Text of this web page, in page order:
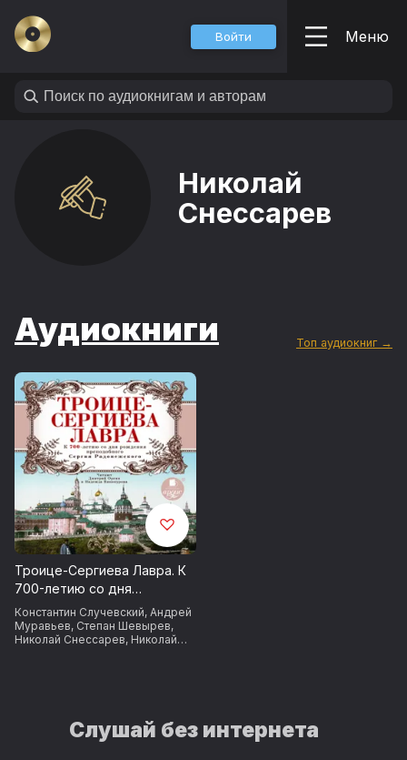
Войти Меню
Николай
Снессарев
Аудиокниги Топ аудиокниг →
Троице-Сергиева Лавра. К
700-летию со дня
рождения преподобного
Сергия Радонежского
Константин Случевский, Андрей
Муравьев, Степан Шевырев,
Николай Снессарев, Николай
Слушай без интернета